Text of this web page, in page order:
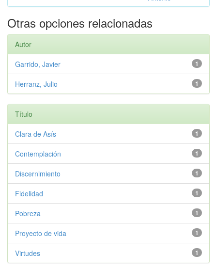
Otras opciones relacionadas
Autor
1
Garrido, Javier
1
Herranz, Julio
Título
1
Clara de Asís
1
Contemplación
1
Discernimiento
1
Fidelidad
1
Pobreza
1
Proyecto de vida
1
Virtudes